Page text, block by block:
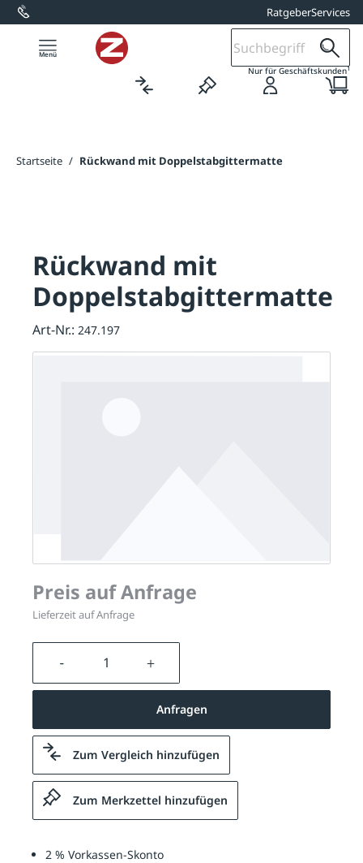
springen RatgeberServices
Nur für Geschäftskunden1
Startseite / Rückwand mit Doppelstabgittermatte
Preis auf Anfrage
Lieferzeit auf Anfrage
Produkt Anzahl: Gib den
Anfragen
Zum Vergleich hinzufügen
Zum Merkzettel hinzufügen
2 % Vorkassen-Skonto
Rückwand mit
Doppelstabgittermatte
Art-Nr.: 247.197